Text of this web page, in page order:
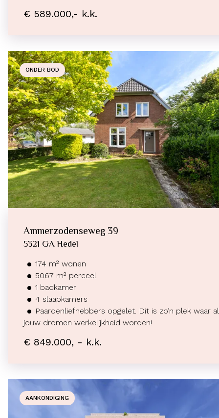
€ 589.000,- k.k.
ONDER BOD
Ammerzodenseweg 39
5321 GA Hedel
174 m² wonen
5067 m² perceel
1 badkamer
4 slaapkamers
Paardenliefhebbers opgelet. Dit is zo’n plek waar al
jouw dromen werkelijkheid worden!
€ 849.000, - k.k.
AANKONDIGING